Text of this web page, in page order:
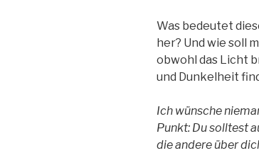
Was bedeutet
her? Und wie soll
obwohl das Licht
und Dunkelheit
Ich wünsche
Punkt: Du solltest
die andere über